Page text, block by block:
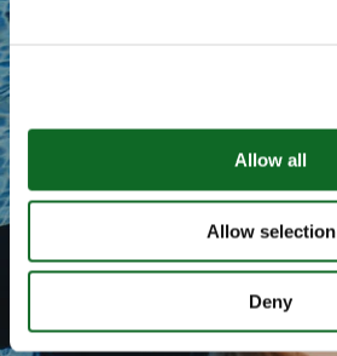
Allow all
Allow selection
Deny